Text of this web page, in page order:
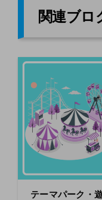
関連ブロ
テーマパーク・